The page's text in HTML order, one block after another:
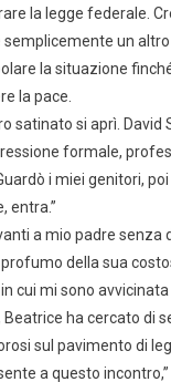
la legge federale.
semplicemente un
la situazione
la pace.
satinato si aprì. David
formale,
i miei genitori, poi
entra.”
a mio padre senza
della sua
cui mi sono
Beatrice ha cercato di
sul pavimento di
a questo